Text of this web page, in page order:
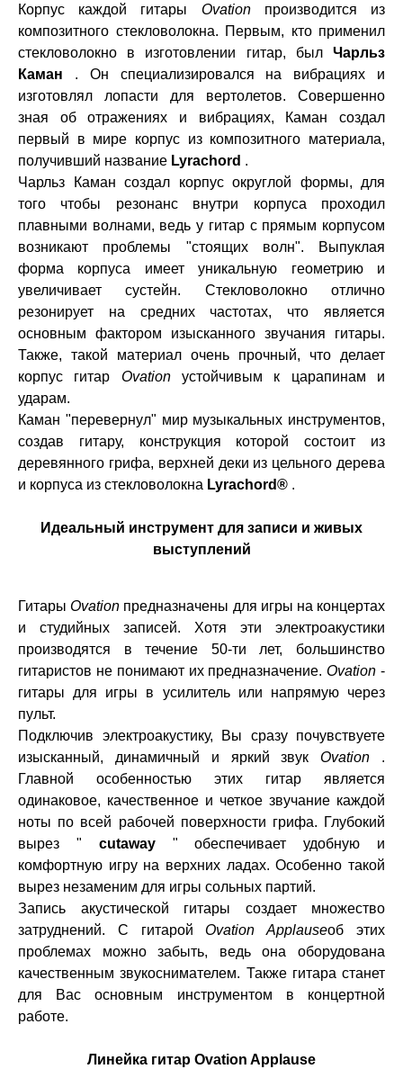
Корпус каждой гитары Ovationпроизводится из
композитного стекловолокна. Первым, кто применил
стекловолокно в изготовлении гитар, был Чарльз
Каман . Он специализировался на вибрациях и
изготовлял лопасти для вертолетов. Совершенно
зная об отражениях и вибрациях, Каман создал
первый в мире корпус из композитного материала,
получивший название Lyrachord .
Чарльз Каман создал корпус округлой формы, для
того чтобы резонанс внутри корпуса проходил
плавными волнами, ведь у гитар с прямым корпусом
возникают проблемы "стоящих волн". Выпуклая
форма корпуса имеет уникальную геометрию и
увеличивает сустейн. Стекловолокно отлично
резонирует на средних частотах, что является
основным фактором изысканного звучания гитары.
Также, такой материал очень прочный, что делает
корпус гитар Ovationустойчивым к царапинам и
ударам.
Каман "перевернул" мир музыкальных инструментов,
создав гитару, конструкция которой состоит из
деревянного грифа, верхней деки из цельного дерева
и корпуса из стекловолокна Lyrachord® .
Идеальный инструмент для записи и живых
выступлений
ГитарыOvation предназначены для игры на концертах
и ​​студийных записей. Хотя эти электроакустики
производятся в течение 50-ти лет, большинство
гитаристов не понимают их предназначение.Ovation -
гитары для игры в усилитель или напрямую через
пульт.
Подключив электроакустику, Вы сразу почувствуете
изысканный, динамичный и яркий звукOvation .
Главной особенностью этих гитар является
одинаковое, качественное и четкое звучание каждой
ноты по всей рабочей поверхности грифа. Глубокий
вырез " cutaway" обеспечивает удобную и
комфортную игру на верхних ладах. Особенно такой
вырез незаменим для игры сольных партий.
Запись акустической гитары создает множество
затруднений. С гитаройOvation Applauseоб этих
проблемах можно забыть, ведь она оборудована
качественным звукоснимателем. Также гитара станет
для Вас основным инструментом в концертной
работе.
Линейка гитар Ovation Applause